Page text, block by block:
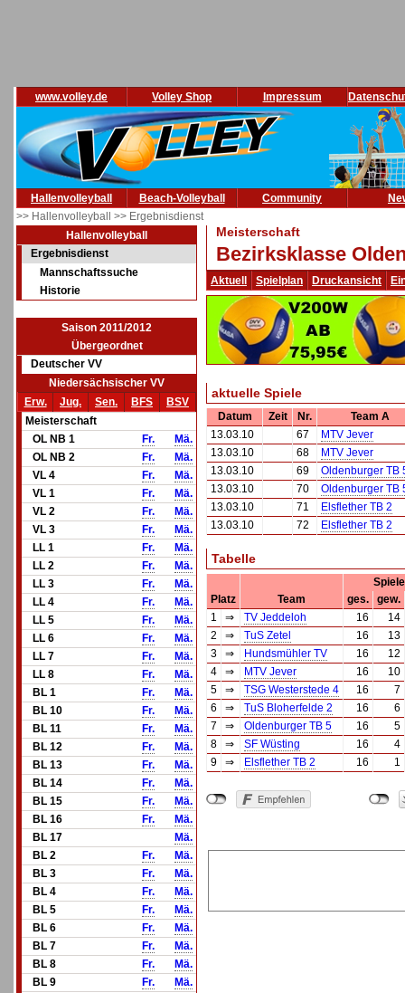
www.volley.de Volley Shop Impressum
Hallenvolleyball Beach-Volleyball Community
>> Hallenvolleyball >> Ergebnisdienst
Hallenvolleyball
Ergebnisdienst
Mannschaftssuche
Historie
Saison 2011/2012
Übergeordnet
Deutscher VV
Niedersächsischer VV
Erw.
Jug. Sen. BFS
BSV
Meisterschaft
OL NB 1
Fr.
Mä.
OL NB 2
Fr.
Mä.
VL 4
Fr.
Mä.
VL 1
Fr.
Mä.
VL 2
Fr.
Mä.
VL 3
Fr.
Mä.
LL 1
Fr.
Mä.
LL 2
Fr.
Mä.
LL 3
Fr.
Mä.
LL 4
Fr.
Mä.
LL 5
Fr.
Mä.
LL 6
Fr.
Mä.
LL 7
Fr.
Mä.
LL 8
Fr.
Mä.
BL 1
Fr.
Mä.
BL 10
Fr.
Mä.
BL 11
Fr.
Mä.
BL 12
Fr.
Mä.
BL 13
Fr.
Mä.
BL 14
Fr.
Mä.
BL 15
Fr.
Mä.
BL 16
Fr.
Mä.
BL 17
Mä.
BL 2
Fr.
Mä.
BL 3
Fr.
Mä.
BL 4
Fr.
Mä.
BL 5
Fr.
Mä.
BL 6
Fr.
Mä.
BL 7
Fr.
Mä.
BL 8
Fr.
Mä.
BL 9
Fr.
Mä.
Meisterschaft
Bezirksklasse
Aktuell Spielplan Druckansicht
aktuelle Spiele
Datum Zeit Nr.
Team A
13.03.10
67
MTV Jever
13.03.10
68
MTV Jever
13.03.10
69
Oldenburger TB
13.03.10
70
Oldenburger TB
13.03.10
71
Elsflether TB 2
13.03.10
72 Elsflether TB 2
Tabelle
Spiele
Platz
Team ges.
gew.
1
⇒ TV Jeddeloh 16
14
2
⇒ TuS Zetel 16
13
3
⇒ Hundsmühler TV 16
12
4
⇒ MTV Jever 16
10
5
⇒ TSG Westerstede 4 16
7
6
⇒ TuS Bloherfelde 2 16
6
7
⇒ Oldenburger TB 5 16
5
8
⇒ SF Wüsting 16
4
9
⇒ Elsflether TB 2 16 1